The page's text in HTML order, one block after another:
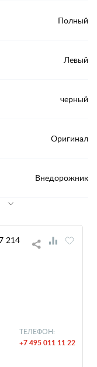
Полный
Левый
черный
Оригинал
Внедорожник
214
ТЕЛЕФОН:
+7 495 011 11 22